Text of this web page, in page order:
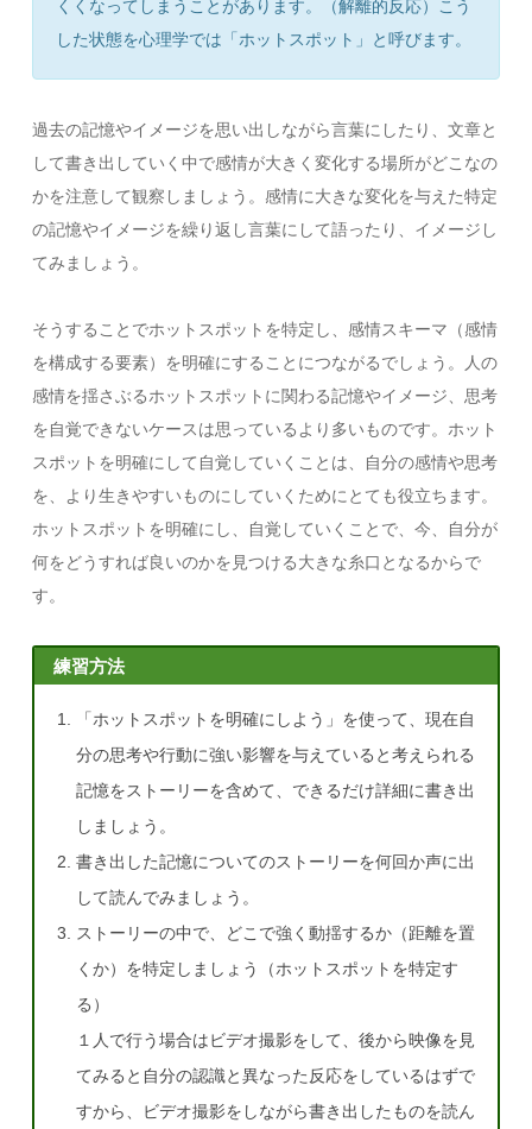
くくなってしまうことがあります。（解離的反応）こう
した状態を心理学では「ホットスポット」と呼びます。
過去の記憶やイメージを思い出しながら言葉にしたり、文章と
して書き出していく中で感情が大きく変化する場所がどこなの
かを注意して観察しましょう。感情に大きな変化を与えた特定
の記憶やイメージを繰り返し言葉にして語ったり、イメージし
てみましょう。
そうすることでホットスポットを特定し、感情スキーマ（感情
を構成する要素）を明確にすることにつながるでしょう。人の
感情を揺さぶるホットスポットに関わる記憶やイメージ、思考
を自覚できないケースは思っているより多いものです。ホット
スポットを明確にして自覚していくことは、自分の感情や思考
を、より生きやすいものにしていくためにとても役立ちます。
ホットスポットを明確にし、自覚していくことで、今、自分が
何をどうすれば良いのかを見つける大きな糸口となるからで
す。
練習方法
「ホットスポットを明確にしよう」を使って、現在自
分の思考や行動に強い影響を与えていると考えられる
記憶をストーリーを含めて、できるだけ詳細に書き出
しましょう。
書き出した記憶についてのストーリーを何回か声に出
して読んでみましょう。
ストーリーの中で、どこで強く動揺するか（距離を置
くか）を特定しましょう（ホットスポットを特定す
る）
１人で行う場合はビデオ撮影をして、後から映像を見
てみると自分の認識と異なった反応をしているはずで
すから、ビデオ撮影をしながら書き出したものを読ん